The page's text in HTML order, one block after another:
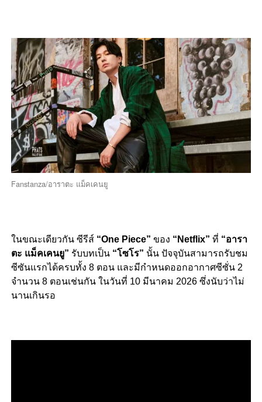
Fanstanza/อาราตะ แม็คเคนยู
ในขณะเดียวกัน ซีรีส์ “One Piece” ของ “Netflix” ที่ “อารา
ตะ แม็คเคนยู” รับบทเป็น “โซโร” นั้น ปัจจุบันสามารถรับชม
ซีซันแรกได้ครบทั้ง 8 ตอน และมีกำหนดออกอากาศซีซั่น 2
จำนวน 8 ตอนเช่นกัน ในวันที่ 10 มีนาคม 2026 ซึ่งนับว่าไม่
นานเกินรอ